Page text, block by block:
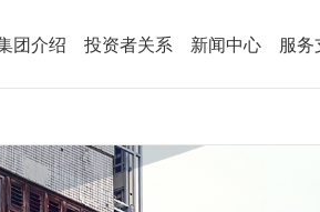
团介绍 投资者关系 新闻中心 服务